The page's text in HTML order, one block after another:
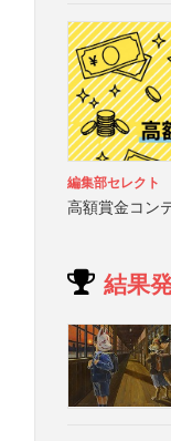
編集部セレクト
高額賞金コン
結果